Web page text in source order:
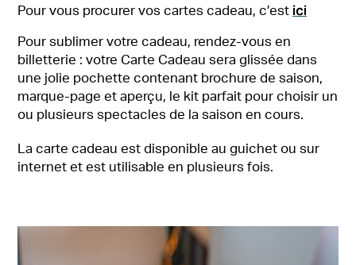
Pour vous procurer vos cartes cadeau, c’est ici
Pour sublimer votre cadeau, rendez-vous en
billetterie : votre Carte Cadeau sera glissée dans
une jolie pochette contenant brochure de saison,
marque-page et aperçu, le kit parfait pour choisir un
ou plusieurs spectacles de la saison en cours.
La carte cadeau est disponible au guichet ou sur
internet et est utilisable en plusieurs fois.